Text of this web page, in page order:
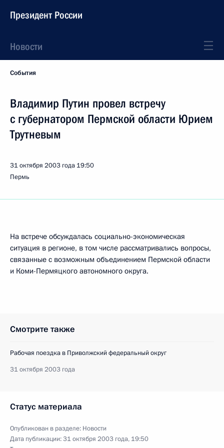
Президент России
Новости
События
Владимир Путин провел встречу
с губернатором Пермской области Юрием
Трутневым
31 октября 2003 года 19:50
Пермь
На встрече обсуждалась социально-экономическая
ситуация в регионе, в том числе рассматривались вопросы,
связанные с возможным объединением Пермской области
и Коми-Пермяцкого автономного округа.
Смотрите также
Рабочая поездка в Приволжский федеральный округ
31 октября 2003 года
Статус материала
Опубликован в разделе: Новости
Дата публикации:31 октября 2003 года, 19:50